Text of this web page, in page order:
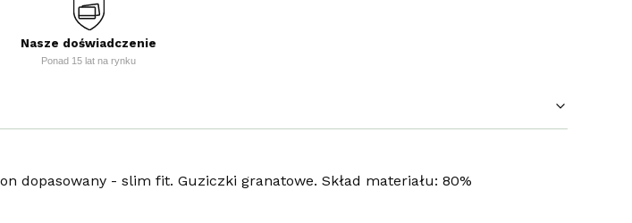
Nasze doświadczenie
Ponad 15 lat na rynku
dopasowany - slim fit. Guziczki granatowe. Skład materiału: 80%